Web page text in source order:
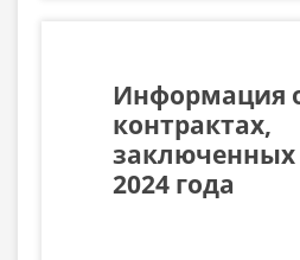
Информация
контрактах,
заключенных
2024 года